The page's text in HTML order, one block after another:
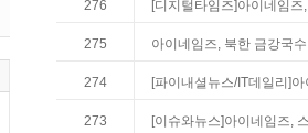
276 [디지털타임즈]아이네임
275 아이네임즈, 북한 금강국
274 [파이내셜뉴스/IT데일리]
273 [이슈와뉴스]아이네임즈,